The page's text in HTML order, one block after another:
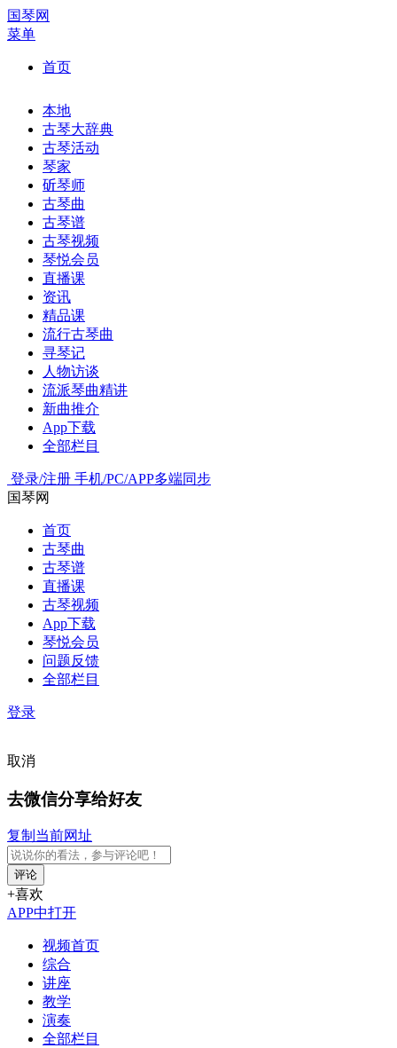
国琴网
菜单
首页
本地
古琴大辞典
古琴活动
琴家
斫琴师
古琴曲
古琴谱
古琴视频
琴悦会员
直播课
资讯
精品课
流行古琴曲
寻琴记
人物访谈
流派琴曲精讲
新曲推介
App下载
全部栏目
登录/注册 手机/PC/APP多端同步
国琴网
首页
古琴曲
古琴谱
直播课
古琴视频
App下载
琴悦会员
问题反馈
全部栏目
登录
取消
去微信分享给好友
复制当前网址
评论
+喜欢
APP中打开
视频首页
综合
讲座
教学
演奏
全部栏目